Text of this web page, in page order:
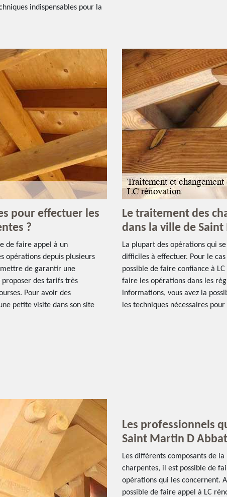
indispensables pour la
pour effectuer les
?
de faire appel à un
opérations depuis plusieurs
de garantir une
des tarifs très
Pour avoir des
petite visite dans son site
Le traitement des
dans la ville de
La plupart des opérations qui
difficiles à effectuer. Pour le
possible de faire confiance à
faire les opérations dans les
informations, vous avez la
les techniques nécessaires
Les professionnels
Saint Martin D
Les différents composants de
charpentes, il est possible de
opérations qui les concernent.
possible de faire appel à LC